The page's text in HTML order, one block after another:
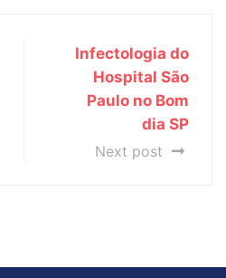
Infectologia do
Hospital São
Paulo no Bom
dia SP
Next post